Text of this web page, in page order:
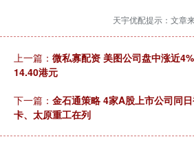
天宇优配提示：文章
上一篇： 微私寡配资 美图公司盘中涨近
14.40港元
下一篇： 金石通策略 4家A股上市公司同
卡、太原重工在列